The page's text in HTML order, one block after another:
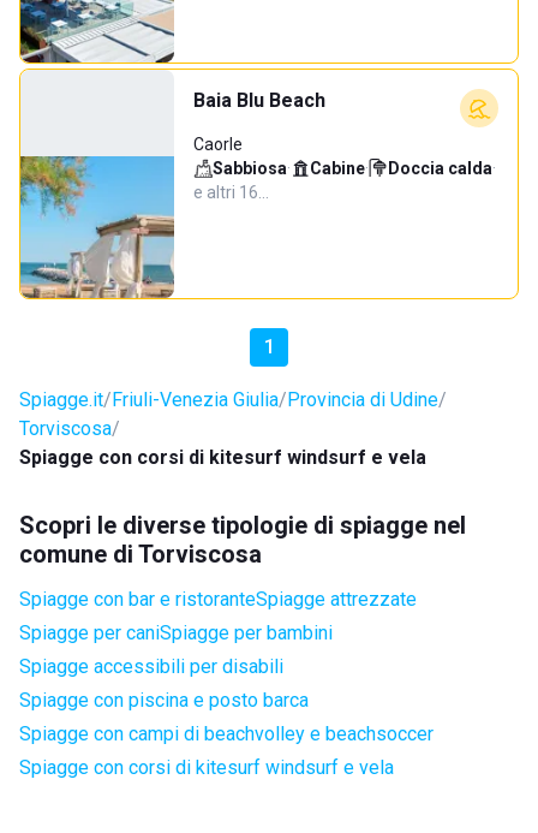
Baia Blu Beach
Caorle
Sabbiosa· Cabine· Doccia calda·
e altri 16…
1
Spiagge.it Friuli-Venezia Giulia Provincia di Udine
Torviscosa
Spiagge con corsi di kitesurf windsurf e vela
Scopri le diverse tipologie di spiagge nel
comune di Torviscosa
Spiagge con bar e ristoranteSpiagge attrezzate
Spiagge per caniSpiagge per bambini
Spiagge accessibili per disabili
Spiagge con piscina e posto barca
Spiagge con campi di beachvolley e beachsoccer
Spiagge con corsi di kitesurf windsurf e vela